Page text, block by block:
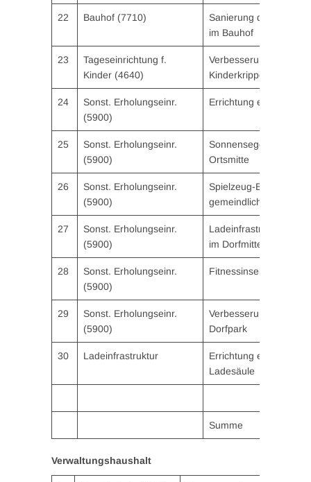
22 Bauhof (7710)
Sanierung der
im Bauhof
23
Tageseinrichtung f.
Kinder (4640)
Verbesserung
Kinderkrippe
24
Sonst. Erholungseinr.
(5900)
Errichtung einer
25
Sonst. Erholungseinr.
(5900)
Sonnensegel Spielplatz
Ortsmitte
26
Sonst. Erholungseinr.
(5900)
Spielzeug-Boxen
gemeindlichen
27
Sonst. Erholungseinr.
(5900)
Ladeinfrastruktur für
im Dorfmitte
28
Sonst. Erholungseinr.
(5900)
Fitnessinsel im
29
Sonst. Erholungseinr.
(5900)
Verbesserung
Dorfpark
30 Ladeinfrastruktur
Errichtung einer
Ladesäule
Summe
Verwaltungshaushalt